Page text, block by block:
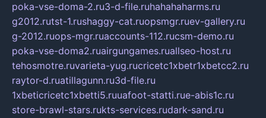
poka-vse-doma-2.ru3-d-file.ruhahahaharms.ru
g2012.rutst-1.rushaggy-cat.ruopsmgr.ruev-gallery.ru
g-2012.ruops-mgr.ruaccounts-112.rucsm-demo.ru
poka-vse-doma2.ruairgungames.ruallseo-host.ru
tehosmotre.ruvarieta-yug.rucricetc1xbetr1xbetcc2.ru
raytor-d.ruatillagunn.ru3d-file.ru
1xbeticricetc1xbetti5.ruuafoot-statti.rue-abis1c.ru
store-brawl-stars.rukts-services.rudark-sand.ru